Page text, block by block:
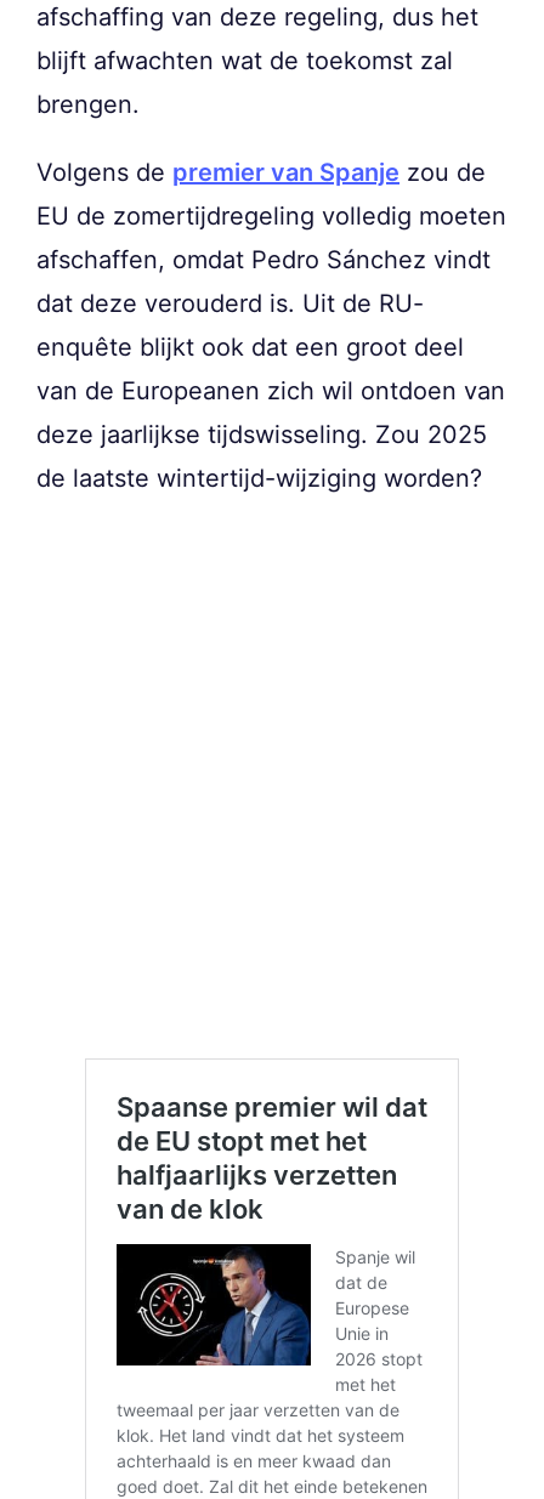
afschaffing van deze regeling, dus het
blijft afwachten wat de toekomst zal
brengen.
Volgens de premier van Spanje zou de
EU de zomertijdregeling volledig moeten
afschaffen, omdat Pedro Sánchez vindt
dat deze verouderd is. Uit de RU-
enquête blijkt ook dat een groot deel
van de Europeanen zich wil ontdoen van
deze jaarlijkse tijdswisseling. Zou 2025
de laatste wintertijd-wijziging worden?